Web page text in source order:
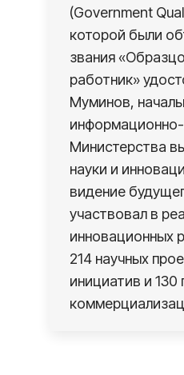
(Government
которой были
звания
работник»
Муминов,
информационно-
Министерства
науки и
видение
участвовал в
инновационных
214 научных
инициатив и 130